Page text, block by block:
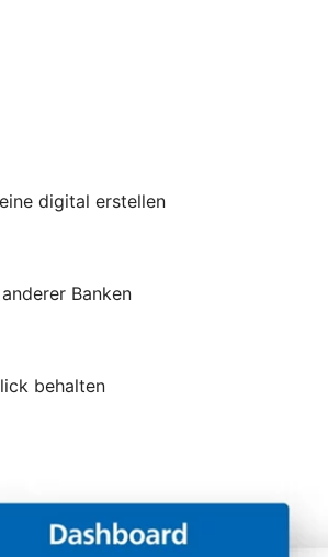
digital erstellen
Banken
behalten